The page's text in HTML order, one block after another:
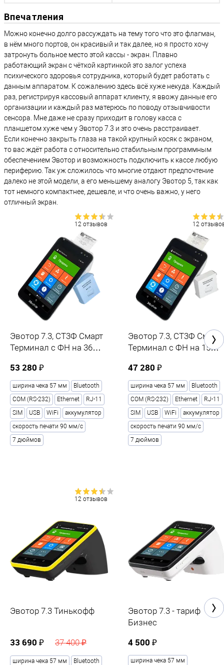
Впечатления
Можно конечно долго рассуждать на тему того что это флагман,
в нём много портов, он красивый и так далее, но я просто хочу
затронуть больное место этой кассы - экран. Плавно
работающий экран с чёткой картинкой это залог успеха
психического здоровья сотрудника, который будет работать с
данным аппаратом. К сожалению здесь всё хуже некуда. Каждый
раз, регистрируя кассовый аппарат клиенту, я ввожу данные его
организации и каждый раз матерюсь по поводу отзывчивости
сенсора. Мне даже не сразу приходит в голову касса с
планшетом хуже чем у Эвотор 7.3 и это очень расстраивает.
Если конечно закрыть глаза на такой крупный косяк с экраном,
то вас ждёт работа с относительно стабильным программным
обеспечением Эвотор и возможность подключить к кассе любую
периферию. Так уж сложилось что многие отдают предпочтение
далеко не этой модели, а его меньшему аналогу Эвотор 5, так как
тот немного компактнее, дешевле, и что очень важно, у него
отличный экран.
12 отзывов
Эвотор 7.3, СТ3Ф Смарт
Терминал с ФН на 36
53 280 ₽
ширина чека 57 мм
Bluetooth
COM (RS-232)
Ethernet
RJ-11
SIM
USB WiFi
аккумулятор
скорость печати 90 мм/с
7 дюймов
12
Эвотор 7.3, СТ3Ф Смарт
Терминал с ФН на 15
47 280 ₽
ширина чека 57 мм
Bluetooth
COM (RS-232)
Ethernet
RJ-11
SIM
USB WiFi
аккумулятор
скорость печати 90 мм/с
7 дюймов
12 отзывов
Эвотор 7.3 Тинькофф
33 690 ₽ 37 400 ₽
ширина чека 57 мм
Bluetooth
Эвотор 7.3 - тариф
Бизнес
4 500 ₽
ширина чека 57 мм